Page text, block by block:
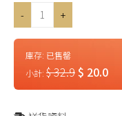
-
+
庫存: 已售罄
小計: $ 32.9$ 20.0